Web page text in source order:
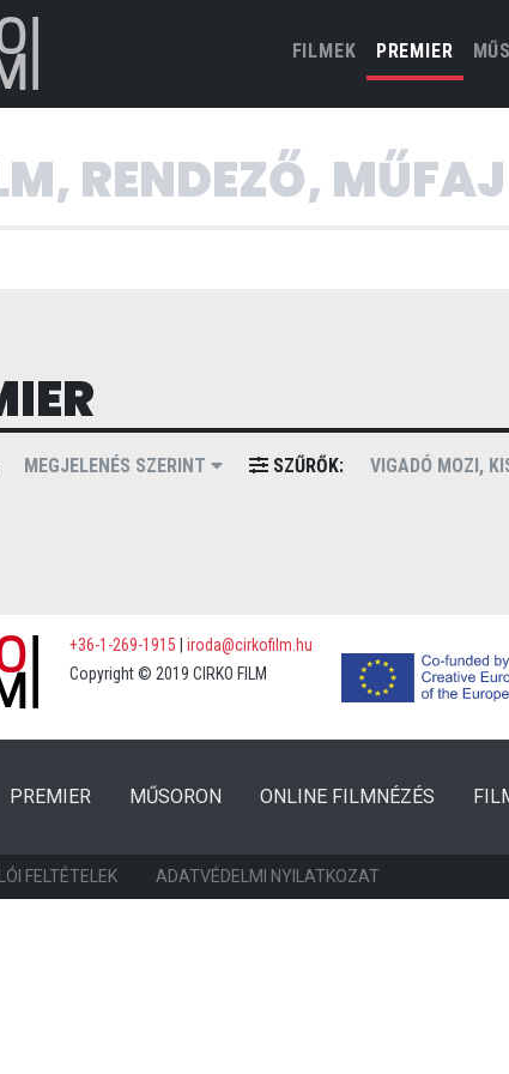
FILMEK(CURRENT)
PREMIER
MEGJELENÉS SZERINT SZŰRŐK: VIGADÓ MOZI,
+36-1-269-1915
iroda@cirkofilm.hu
Copyright © 2019 CIRKO FILM
PREMIER (CURRENT)
MŰSORON ONLINE FILMNÉZÉS
FELTÉTELEK ADATVÉDELMI NYILATKOZAT